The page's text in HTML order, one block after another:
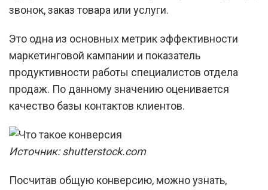
звонок, заказ товара или услуги.
Это одна из основных метрик эффективности
маркетинговой кампании и показатель
продуктивности работы специалистов отдела
продаж. По данному значению оценивается
качество базы контактов клиентов.
Источник: shutterstock.com
Посчитав общую конверсию, можно узнать,